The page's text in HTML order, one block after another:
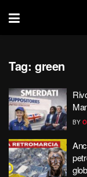
Tag: green
BY